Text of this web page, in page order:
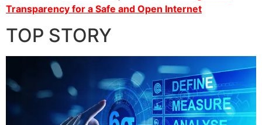
Transparency for a Safe and Open Internet
TOP STORY